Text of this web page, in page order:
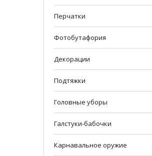
Перчатки
Фотобутафория
Декорации
Подтяжки
Головные уборы
Галстуки-бабочки
Карнавальное оружие